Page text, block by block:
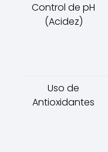
Control de pH
(Acidez)
Uso de
Antioxidantes